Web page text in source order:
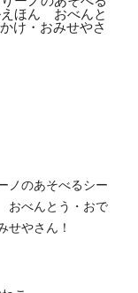
ノのあそべるシー
べんとう・おで
せやさん！